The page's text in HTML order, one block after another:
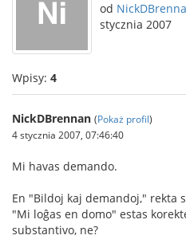
od
stycznia 2007
Wpisy: 4
NickDBrennan (Pokaż profil)
4 stycznia 2007, 07:46:40
Mi havas demando.
En "Bildoj kaj demandoj," rekta
"Mi loĝas en domo" estas
substantivo, ne?